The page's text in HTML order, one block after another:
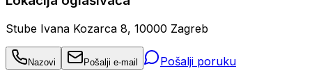
Stube Ivana Kozarca 8, 10000 Zagreb
Nazovi Pošalji e-mail Pošalji poruku